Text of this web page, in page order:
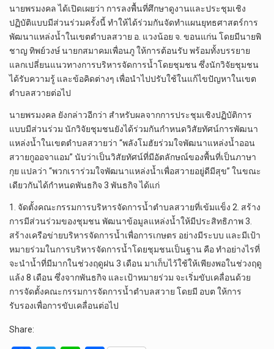
นายพรมงคล ได้เปิดเผยว่า การลงพื้นที่ศึกษาดูงานและประชุมเชิง
ปฏิบัติแบบมีส่วนร่วมครั้งนี้ ทำให้ได้ร่วมกันจัดทำแผนยุทธศาสตร์การ
พัฒนาแหล่งน้ำในเขตตำบลสวาย อ. แวงน้อย จ. ขอนแก่น โดยมีนายพิ
ชาญ ทิพย์วงษ์ นายกสมาคมเพื่อนภู ให้การต้อนรับ พร้อมทั้งบรรยาย
แลกเปลี่ยนแนวทางการบริหารจัดการน้ำโดยชุมชน ซึ่งนักวิจัยชุมชน
ได้รับความรู้ และข้อคิดต่างๆ เพื่อนำไปปรับใช้ในแก้ไขปัญหาในเขต
ตำบลสวายต่อไป
นายพรมงคล ยังกล่าวอีกว่า สำหรับผลจากการประชุมเชิงปฏิบัติการ
แบบมีส่วนร่วม นักวิจัยชุมชนยังได้ร่วมกันกำหนดวิสัยทัศน์การพัฒนา
แหล่งน้ำในเขตตำบลสวายว่า “พลังโมฮัยร่วมใจพัฒนาแหล่งน้ำออน
สวายกูออจาแอม” นับว่าเป็นวิสัยทัศน์ที่มีอัตลักษณ์ของพื้นที่เป็นภาษา
กุย แปลว่า “พวกเราร่วมใจพัฒนาแหล่งน้ำเพื่อสวายอยู่ดีมีสุข” ในขณะ
เดียวกันได้กำหนดพันธกิจ 3 พันธกิจ ได้แก่
1. จัดตั้งคณะกรรมการบริหารจัดการน้ำตำบลสวายที่เข้มแข็ง 2. สร้าง
การมีส่วนร่วมของชุมชน พัฒนาข้อมูลแหล่งน้ำให้มีประสิทธิภาพ 3.
สร้างเครือข่ายบริหารจัดการน้ำเพื่อการเกษตร อย่างมีระบบ และมีเป้า
หมายร่วมในการบริหารจัดการน้ำโดยชุมชนเป็นฐาน คือ ทำอย่างไรที่
จะนำน้ำที่มีมากในช่วงฤดูฝน 3 เดือน มาเก็บไว้ใช้ให้เพียงพอในช่วงฤดู
แล้ง 8 เดือน ซึ่งจากพันธกิจ และเป้าหมายร่วม จะเริ่มขับเคลื่อนด้วย
การจัดตั้งคณะกรรมการจัดการน้ำตำบลสวาย โดยมี อบต ให้การ
รับรองเพื่อการขับเคลื่อนต่อไป
Share: